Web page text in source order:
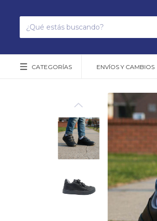
CATEGORÍAS ENVÍOS Y CAMBIOS